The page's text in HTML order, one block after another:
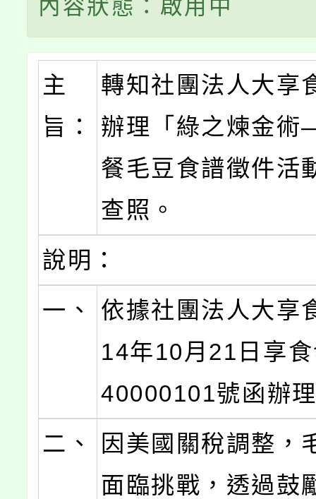
內容狀態：啟用中
主
旨：
轉知社團法人大享
辦理「綠之煉金
餐毛豆食譜徵件活
查照。
說明：
一、
依據社團法人大享
14年10月21日享
40000101號函辦
二、
因美國關稅調整，
面臨挑戰，透過鼓